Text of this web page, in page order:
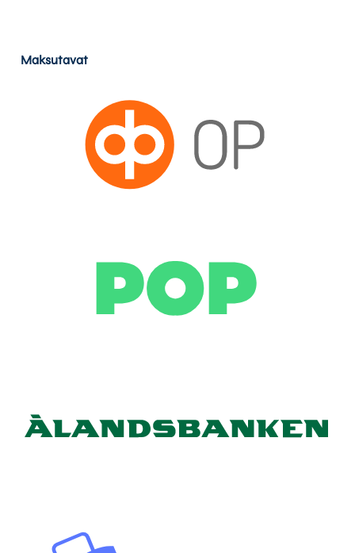
Maksutavat